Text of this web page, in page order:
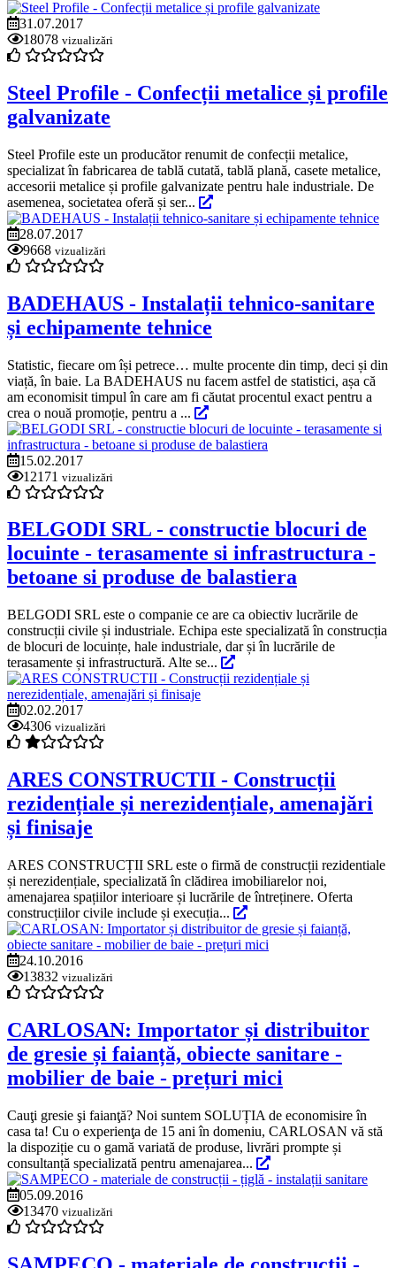
31.07.2017
18078 vizualizări
Steel Profile - Confecții metalice și profile
galvanizate
Steel Profile este un producător renumit de confecții metalice,
specializat în fabricarea de tablă cutată, tablă plană, casete metalice,
accesorii metalice și profile galvanizate pentru hale industriale. De
asemenea, societatea oferă și ser...
28.07.2017
9668 vizualizări
BADEHAUS - Instalații tehnico-sanitare
și echipamente tehnice
Statistic, fiecare om își petrece… multe procente din timp, deci și din
viață, în baie. La BADEHAUS nu facem astfel de statistici, așa că
am economisit timpul în care am fi căutat procentul exact pentru a
crea o nouă promoție, pentru a ...
15.02.2017
12171 vizualizări
BELGODI SRL - constructie blocuri de
locuinte - terasamente si infrastructura -
betoane si produse de balastiera
BELGODI SRL este o companie ce are ca obiectiv lucrările de
construcții civile și industriale. Echipa este specializată în construcția
de blocuri de locuințe, hale industriale, dar și în lucrările de
terasamente și infrastructură. Alte se...
02.02.2017
4306 vizualizări
ARES CONSTRUCTII - Construcții
rezidențiale și nerezidențiale, amenajări
și finisaje
ARES CONSTRUCȚII SRL este o firmă de construcții rezidentiale
și nerezidențiale, specializată în clădirea imobiliarelor noi,
amenajarea spațiilor interioare și lucrările de întreținere. Oferta
construcțiilor civile include și execuția...
24.10.2016
13832 vizualizări
CARLOSAN: Importator și distribuitor
de gresie și faianță, obiecte sanitare -
mobilier de baie - prețuri mici
Cauţi gresie şi faianţă? Noi suntem SOLUȚIA de economisire în
casa ta! Cu o experienţa de 15 ani în domeniu, CARLOSAN vă stă
la dispoziție cu o gamă variată de produse, livrări prompte și
consultanță specializată pentru amenajarea...
05.09.2016
13470 vizualizări